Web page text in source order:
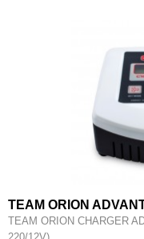
TEAM ORION
CHARGER ****EU
TEAM ORION CHARGER